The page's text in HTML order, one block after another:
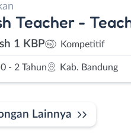
Teacher -
1 KBP Kompetitif
0 - 2 Tahun Kab. Bandung
Lainnya